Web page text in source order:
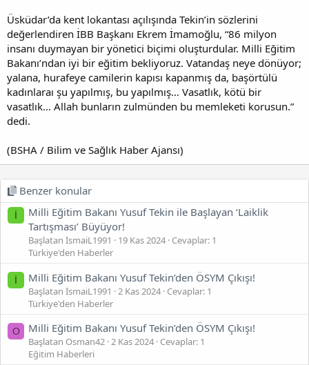
Üsküdar’da kent lokantası açılışında Tekin’in sözlerini
değerlendiren İBB Başkanı Ekrem İmamoğlu, “86 milyon
insanı duymayan bir yönetici biçimi oluşturdular. Milli Eğitim
Bakanı’ndan iyi bir eğitim bekliyoruz. Vatandaş neye dönüyor;
yalana, hurafeye camilerin kapısı kapanmış da, başörtülü
kadınlaraı şu yapılmış, bu yapılmış… Vasatlık, kötü bir
vasatlık… Allah bunların zulmünden bu memleketi korusun.”
dedi.
(BSHA / Bilim ve Sağlık Haber Ajansı)
Benzer konular
İ
Milli Eğitim Bakanı Yusuf Tekin ile Başlayan ‘Laiklik
Tartışması’ Büyüyor!
Başlatan İsmaiL1991 19 Kas 2024 Cevaplar: 1
Türkiye'den Haberler
İ Milli Eğitim Bakanı Yusuf Tekin’den ÖSYM Çıkışı!
Başlatan İsmaiL1991 2 Kas 2024 Cevaplar: 1
Türkiye'den Haberler
O Milli Eğitim Bakanı Yusuf Tekin’den ÖSYM Çıkışı!
Başlatan Osman42 2 Kas 2024 Cevaplar: 1
Eğitim Haberleri